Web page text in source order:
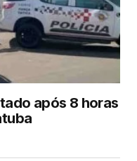
após 8 horas